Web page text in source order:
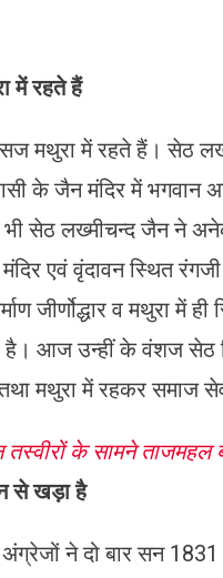
में रहते हैं
में रहते हैं। सेठ
के जैन मंदिर में
सेठ लख्मीचन्द जैन ने
एवं वृंदावन स्थित
जीर्णोद्धार व मथुरा में
आज उन्हीं के वंशज सेठ
मथुरा में रहकर समाज
तस्वीरों के सामने ताजमहल
से खड़ा है
ने दो बार सन